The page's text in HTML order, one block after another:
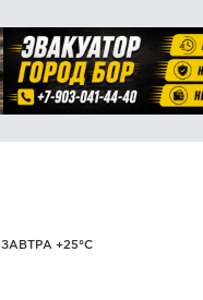
ЗАВТРА +25°C